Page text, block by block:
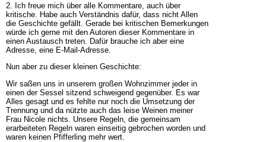
2. Ich freue mich über alle Kommentare, auch über
kritische. Habe auch Verständnis dafür, dass nicht Allen
die Geschichte gefällt. Gerade bei kritischen Bemerkungen
würde ich gerne mit den Autoren dieser Kommentare in
einen Austausch treten. Dafür brauche ich aber eine
Adresse, eine E-Mail-Adresse.
Nun aber zu dieser kleinen Geschichte:
Wir saßen uns in unserem großen Wohnzimmer jeder in
einen der Sessel sitzend schweigend gegenüber. Es war
Alles gesagt und es fehlte nur noch die Umsetzung der
Trennung und da nützte auch das leise Weinen meiner
Frau Nicole nichts. Unsere Regeln, die gemeinsam
erarbeiteten Regeln waren einseitig gebrochen worden und
waren keinen Pfifferling mehr wert.